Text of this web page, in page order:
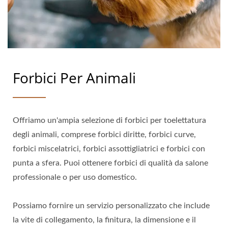
Forbici Per Animali
Offriamo un'ampia selezione di forbici per toelettatura
degli animali, comprese forbici diritte, forbici curve,
forbici miscelatrici, forbici assottigliatrici e forbici con
punta a sfera. Puoi ottenere forbici di qualità da salone
professionale o per uso domestico.
Possiamo fornire un servizio personalizzato che include
la vite di collegamento, la finitura, la dimensione e il